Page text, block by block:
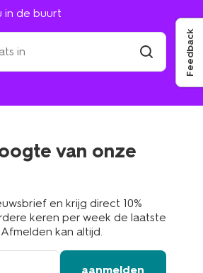
in de buurt
van onze
en krijg direct 10%
keren per week de laatste
kan altijd.
aanmelden
Feedback